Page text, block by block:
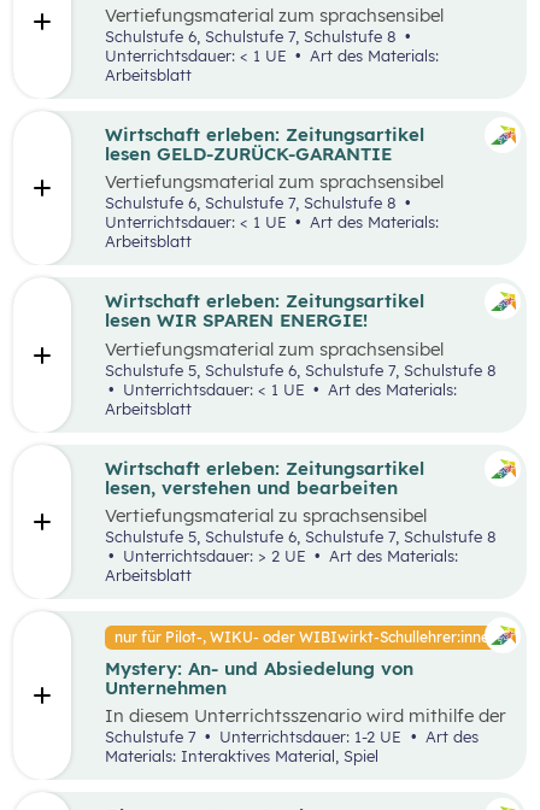
Vertiefungsmaterial zum sprachsensibel
aufbereiteten Zeitungsartikel “Klimasünder
Mode”.
Schulstufe 6, Schulstufe 7, Schulstufe 8
Unterrichtsdauer: < 1 UE
Arbeitsblatt
Wirtschaft erleben: Zeitungsartikel
lesen GELD-ZURÜCK-GARANTIE
Vertiefungsmaterial zum sprachsensibel
aufbereiteten Zeitungsartikel “Reich werden
mit Geld-zurück-Garantie?”.
Schulstufe 6, Schulstufe 7, Schulstufe 8
Unterrichtsdauer: < 1 UE
Art des Materials:
Arbeitsblatt
Wirtschaft erleben: Zeitungsartikel
lesen WIR SPAREN ENERGIE!
Vertiefungsmaterial zum sprachsensibel
aufbereiteten Zeitungsartikel “Wir sparen
Energie”.
Schulstufe 5, Schulstufe 6, Schulstufe 7, Schulstufe 8
Unterrichtsdauer: < 1 UE
Arbeitsblatt
Wirtschaft erleben: Zeitungsartikel
lesen, verstehen und bearbeiten
Vertiefungsmaterial zu sprachsensibel
aufbereiteten Zeitungsartikeln.
Schulstufe 5, Schulstufe 6, Schulstufe 7, Schulstufe 8
Unterrichtsdauer: > 2 UE
Arbeitsblatt
nur für Pilot-, WIKU- oder WIBIwirkt-Schullehrer:innen
Mystery: An- und Absiedelung von
Unternehmen
In diesem Unterrichtsszenario wird mithilfe der
Methode Mystery das Thema „Ansiedelung von
Unternehmen“ vertiefend behandelt. Im
Schulstufe 7 Unterrichtsdauer: 1-2 UE
Art des
Materials: Interaktives Material, Spiel